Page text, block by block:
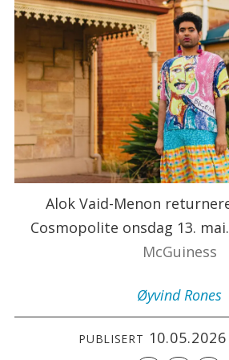
Alok Vaid-Menon
Cosmopolite onsdag 13. mai.
McGuiness
Øyvind Rones
PUBLISERT